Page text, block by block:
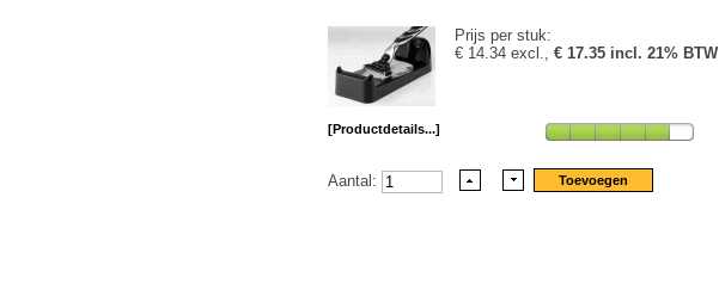
Prijs per stuk:
€ 14.34 excl., € 17.35 incl. 21% BTW
[Productdetails...]
Aantal: